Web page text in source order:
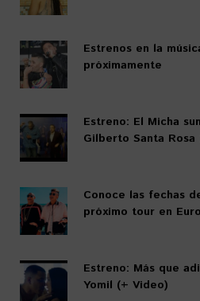
Estrenos en la
próximamente
Estreno: El Micha
Gilberto Santa Rosa
Conoce las fechas
próximo tour en
Estreno: Más que
Yomil (+ Video)